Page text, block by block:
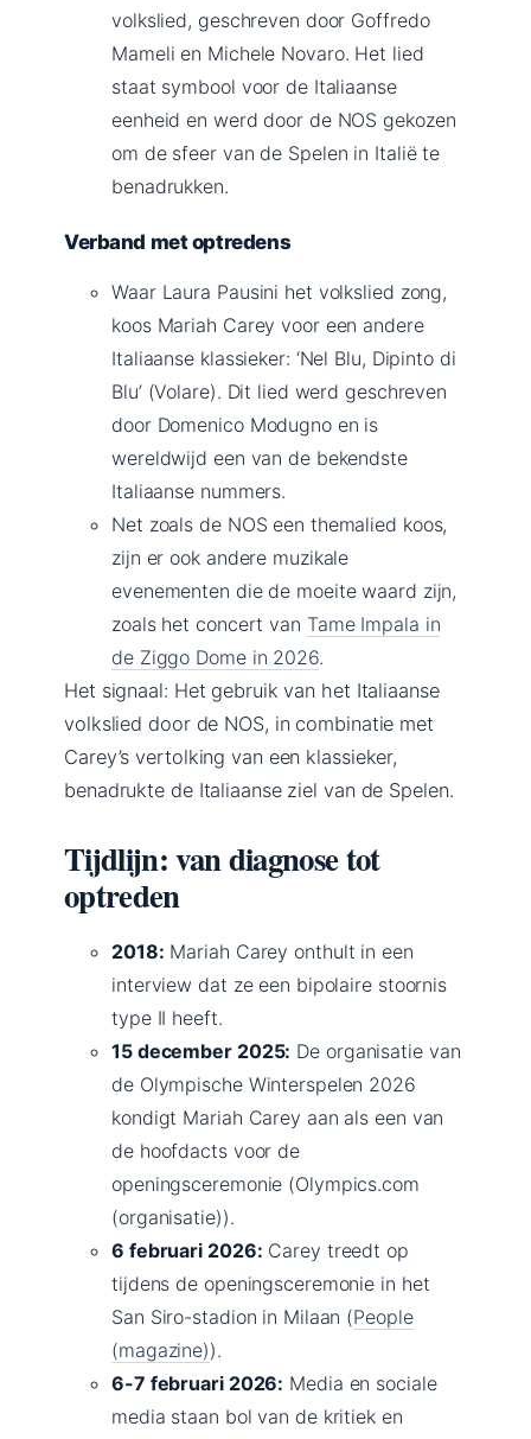
volkslied, geschreven door Goffredo
Mameli en Michele Novaro. Het lied
staat symbool voor de Italiaanse
eenheid en werd door de NOS gekozen
om de sfeer van de Spelen in Italië te
benadrukken.
Verband met optredens
Waar Laura Pausini het volkslied zong,
koos Mariah Carey voor een andere
Italiaanse klassieker: ‘Nel Blu, Dipinto di
Blu’ (Volare). Dit lied werd geschreven
door Domenico Modugno en is
wereldwijd een van de bekendste
Italiaanse nummers.
Net zoals de NOS een themalied koos,
zijn er ook andere muzikale
evenementen die de moeite waard zijn,
zoals het concert van Tame Impala in
de Ziggo Dome in 2026.
Het signaal: Het gebruik van het Italiaanse
volkslied door de NOS, in combinatie met
Carey’s vertolking van een klassieker,
benadrukte de Italiaanse ziel van de Spelen.
Tijdlijn: van diagnose tot
optreden
2018: Mariah Carey onthult in een
interview dat ze een bipolaire stoornis
type II heeft.
15 december 2025: De organisatie van
de Olympische Winterspelen 2026
kondigt Mariah Carey aan als een van
de hoofdacts voor de
openingsceremonie (Olympics.com
(organisatie)).
6 februari 2026: Carey treedt op
tijdens de openingsceremonie in het
San Siro-stadion in Milaan (People
(magazine)).
6-7 februari 2026: Media en sociale
media staan bol van de kritiek en